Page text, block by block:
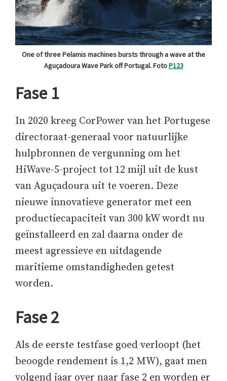
One of three Pelamis machines bursts through a wave at the
Aguçadoura Wave Park off Portugal. FotoP123
Fase 1
In 2020 kreeg CorPower van het Portugese
directoraat-generaal voor natuurlijke
hulpbronnen de vergunning om het
HiWave-5-project tot 12 mijl uit de kust
van Aguçadoura uit te voeren. Deze
nieuwe innovatieve generator met een
productiecapaciteit van 300 kW wordt nu
geïnstalleerd en zal daarna onder de
meest agressieve en uitdagende
maritieme omstandigheden getest
worden.
Fase 2
Als de eerste testfase goed verloopt (het
beoogde rendement is 1,2 MW), gaat men
volgend jaar over naar fase 2 en worden er